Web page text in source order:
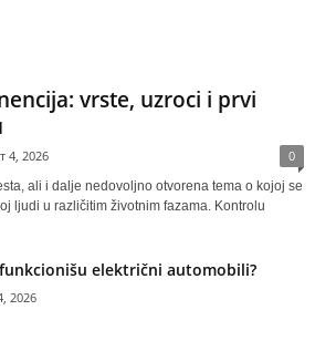
vrste, uzroci i prvi
4, 2026 0
ali i dalje nedovoljno otvorena tema o kojoj se
ljudi u različitim životnim fazama. Kontrolu
električni automobili?
2026